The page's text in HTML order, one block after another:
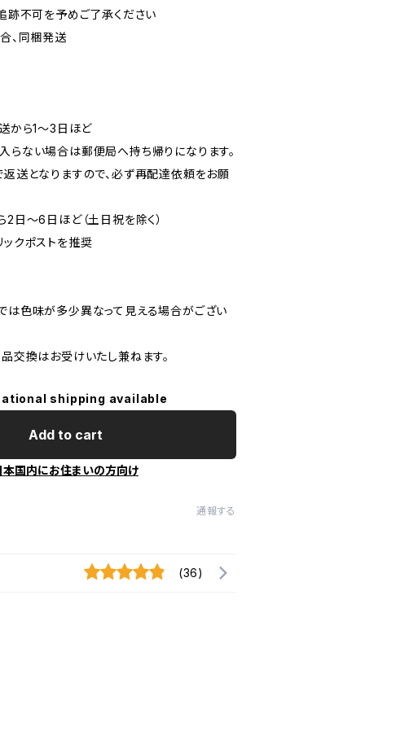
跡不可を予めご了承ください
、同梱発送
から1〜3日ほど
らない場合は郵便局へ持ち帰りになります。
送となりますので、必ず再配達依頼をお願
日〜6日ほど（土日祝を除く）
ックポストを推奨
は色味が多少異なって見える場合がござい
交換はお受けいたし兼ねます。
shipping available
Add to cart
本国内にお住まいの方向け
通報する
(36)